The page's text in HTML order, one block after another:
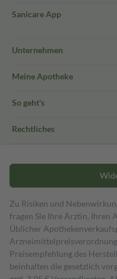
Sanicare App
Unternehmen
Meine Apotheke
So geht's
Rechtliches
Zu Risiken und
fragen Sie Ihre Ärztin, Ihren
Üblicher
Preisempfehlung des
beinhalten die gesetzlich